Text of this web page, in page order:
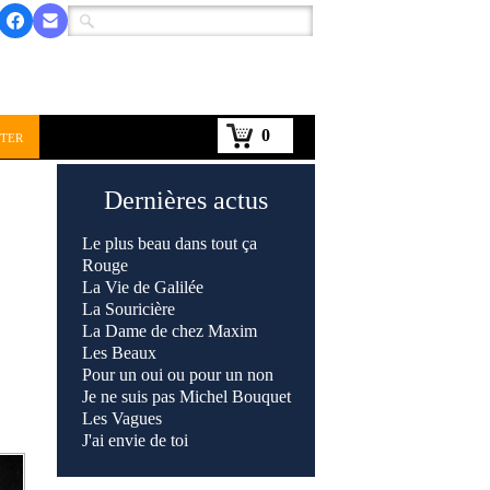
0
Dernières actus
Le plus beau dans tout ça
Rouge
La Vie de Galilée
La Souricière
La Dame de chez Maxim
Les Beaux
Pour un oui ou pour un non
Je ne suis pas Michel Bouquet
Les Vagues
J'ai envie de toi